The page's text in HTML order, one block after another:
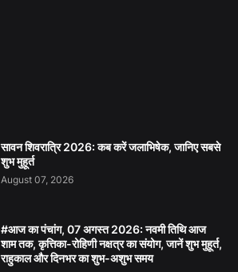
सावन शिवरात्रि 2026: कब करें जलाभिषेक, जानिए सबसे
शुभ मुहूर्त
August 07, 2026
#आज का पंचांग, 07 अगस्त 2026: नवमी तिथि आज
शाम तक, कृत्तिका-रोहिणी नक्षत्र का संयोग, जानें शुभ मुहूर्त,
राहुकाल और दिनभर का शुभ-अशुभ समय